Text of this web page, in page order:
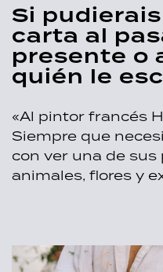
Si
carta al
presente o
quién le
«Al pintor francés
Siempre que
con ver una de
animales, flores y